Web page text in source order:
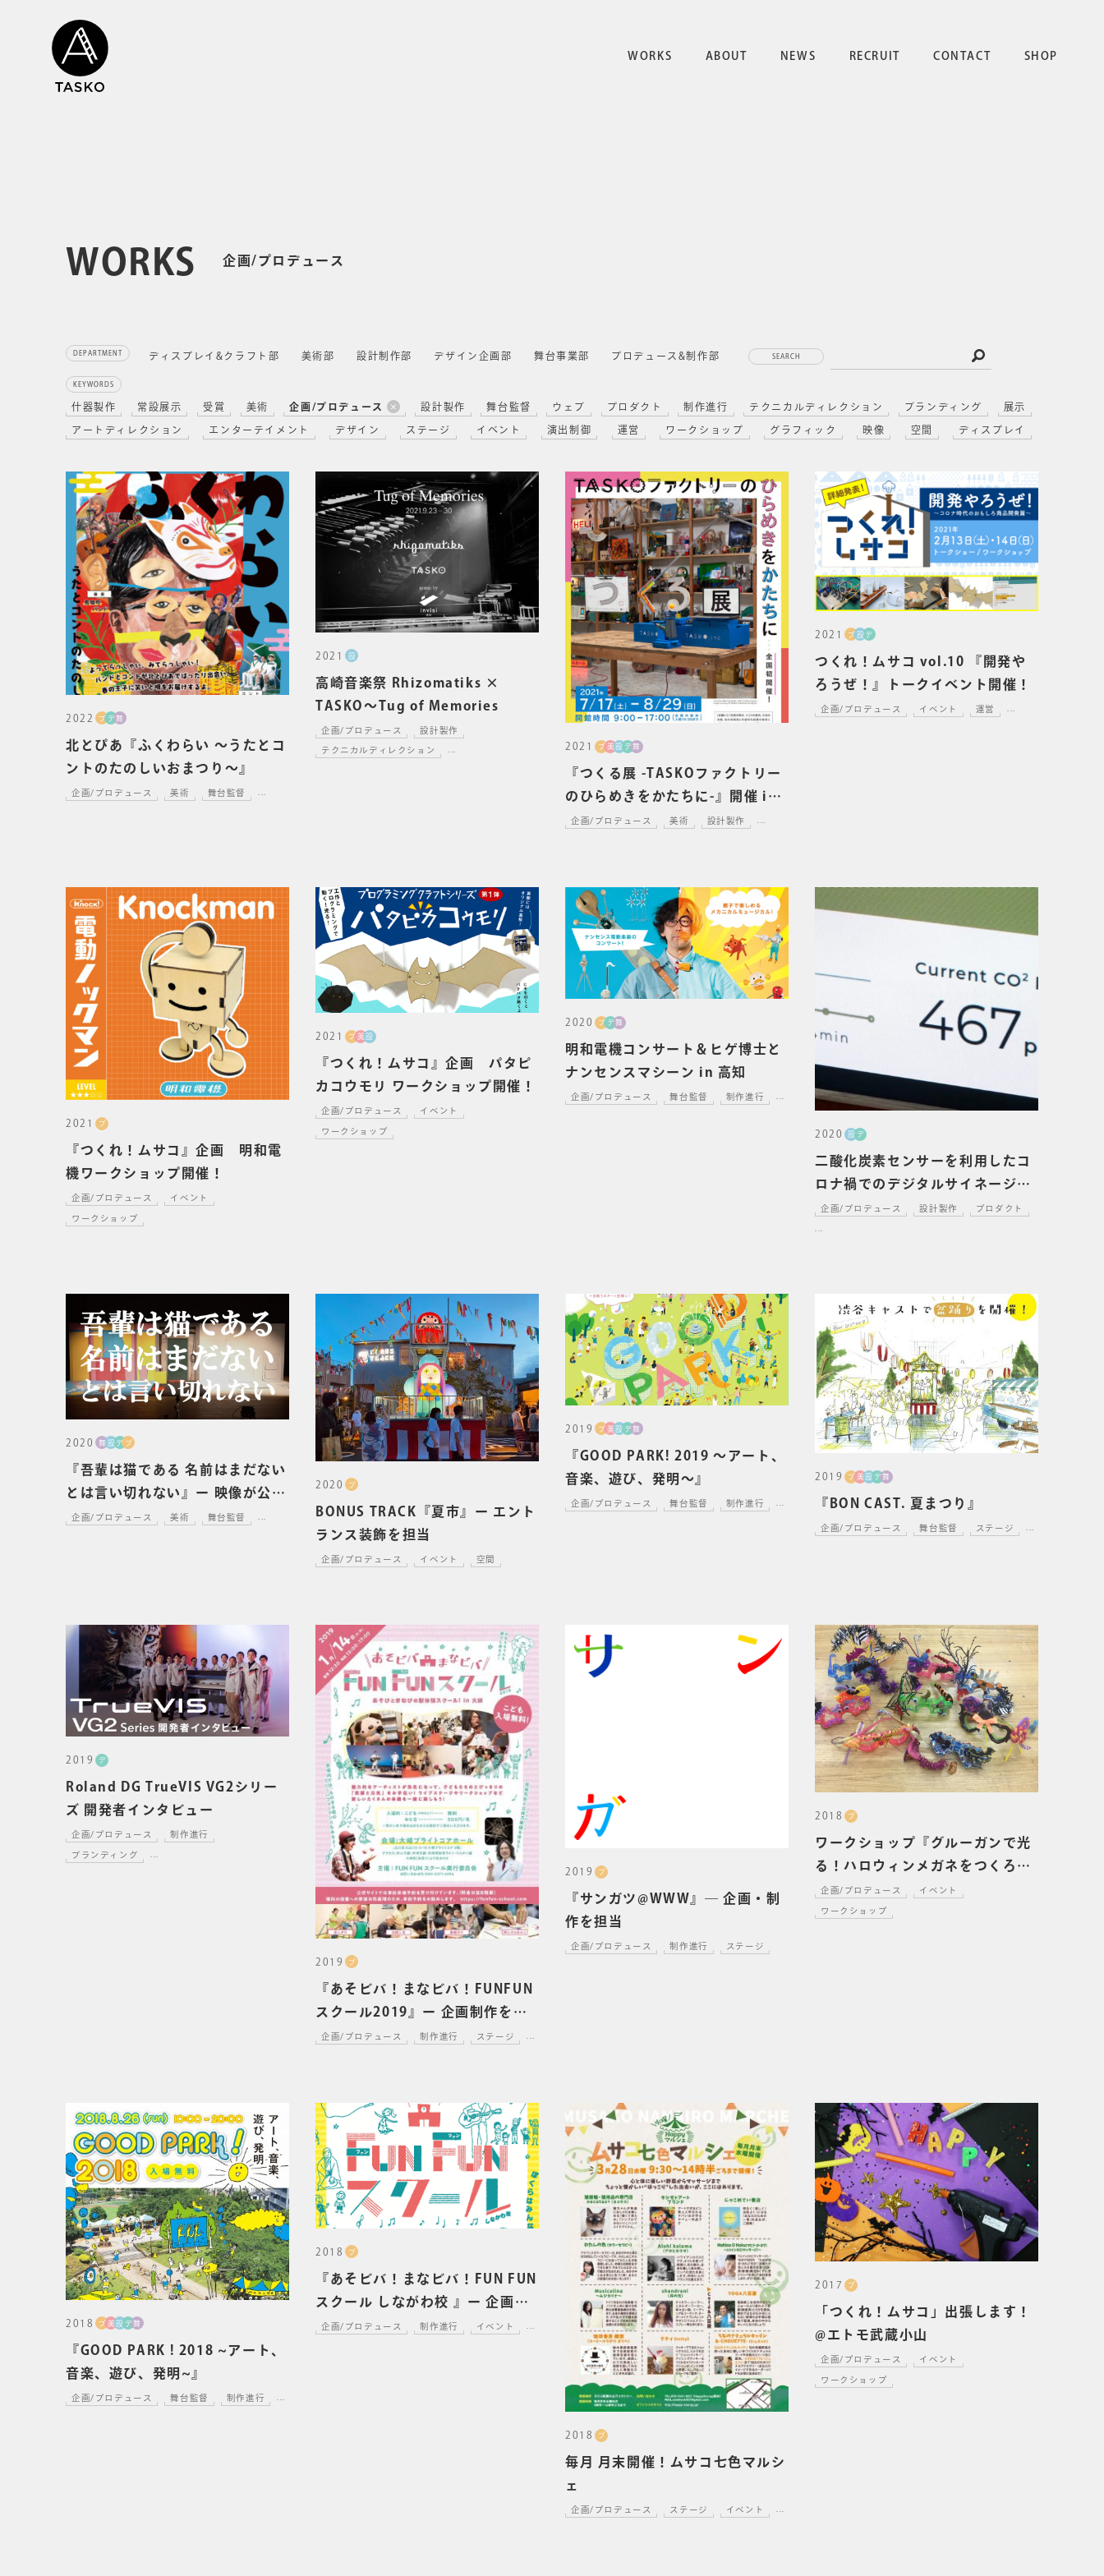
WORKS ABOUT NEWS RECRUIT CONTACT SHOP
WORKS 企画/プロデュース
DEPARTMENT ディスプレイ&クラフト部 美術部 設計制作部 デザイン企画部 舞台事業部 プロデュース&制作部 SEARCH
KEYWORDS
什器製作 常設展示 受賞 美術 企画/プロデュース 設計製作 舞台監督 ウェブ プロダクト 制作進行 テクニカルディレクション ブランディング 展示
アートディレクション エンターテイメント デザイン ステージ イベント 演出制御 運営 ワークショップ グラフィック 映像 空間 ディスプレイ
北とぴあ『ふくわらい 〜うたとコ
ントのたのしいおまつり〜』
2022 プ デ舞
企画/プロデュース 美術 舞台監督
高崎音楽祭 Rhizomatiks ×
TASKO～Tug of Memories
2021 設
企画/プロデュース 設計製作
テクニカルディレクション
『つくる展 -TASKOファクトリー
のひらめきをかたちに-』開催 in
酒田市美術館
2021 プ 美設 デ舞
企画/プロデュース 美術 設計製作
つくれ！ムサコ vol.10 『開発や
ろうぜ！』トークイベント開催！
2021 プ 設 デ
企画/プロデュース イベント 運営
『つくれ！ムサコ』企画 明和電
機ワークショップ開催！
2021 プ
企画/プロデュース イベント
ワークショップ
『つくれ！ムサコ』企画 パタピ
カコウモリ ワークショップ開催！
2021 プ 美設
企画/プロデュース イベント
ワークショップ
明和電機コンサート＆ヒゲ博士と
ナンセンスマシーン in 高知
2020 プ デ舞
企画/プロデュース 舞台監督 制作進行
二酸化炭素センサーを利用したコ
ロナ禍でのデジタルサイネージ
「Ambilens」を開発しました。
2020 設 デ
企画/プロデュース 設計製作 プロダクト
『吾輩は猫である 名前はまだない
とは言い切れない』ー 映像が公開
されました
2020 舞 設 デ プ
企画/プロデュース 美術 舞台監督
BONUS TRACK『夏市』ー エント
ランス装飾を担当
2020 プ
企画/プロデュース イベント 空間
『GOOD PARK! 2019 ～アート、
音楽、遊び、発明～』
2019 プ 美設 デ舞
企画/プロデュース 舞台監督 制作進行 『BON CAST. 夏まつり』
2019 プ 美設 デ舞
企画/プロデュース 舞台監督 ステージ
Roland DG TrueVIS VG2シリー
ズ 開発者インタビュー
2019 デ
企画/プロデュース 制作進行
ブランディング
『あそビバ！まなビバ！FUNFUN
スクール2019』ー 企画制作を担
当
2019 プ
企画/プロデュース 制作進行 ステージ
『サンガツ@WWW』― 企画・制
作を担当
2019 プ
企画/プロデュース 制作進行 ステージ
ワークショップ『グルーガンで光
る！ハロウィンメガネをつくろ
う』
2018 プ
企画/プロデュース イベント
ワークショップ
『GOOD PARK ! 2018 ~アート、
音楽、遊び、発明~』
2018 プ 美設 デ舞
企画/プロデュース 舞台監督 制作進行
『あそビバ！まなビバ！FUN FUN
スクール しながわ校 』ー 企画制
作を担当
2018 プ
企画/プロデュース 制作進行 イベント
毎月 月末開催！ムサコ七色マルシ
ェ
2018 プ
企画/プロデュース ステージ イベント
「つくれ！ムサコ」出張します！
@エトモ武蔵小山
2017 プ
企画/プロデュース イベント
ワークショップ